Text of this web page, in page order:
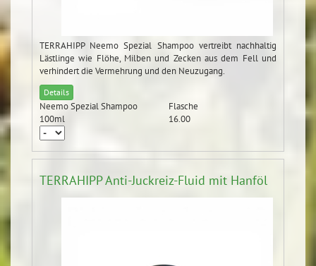
TERRAHIPP Neemo Spezial Shampoo vertreibt nachhaltig
Lästlinge wie Flöhe, Milben und Zecken aus dem Fell und
verhindert die Vermehrung und den Neuzugang.
Details
Neemo Spezial Shampoo
Flasche
100ml
16.00
TERRAHIPP Anti-Juckreiz-Fluid mit Hanföl